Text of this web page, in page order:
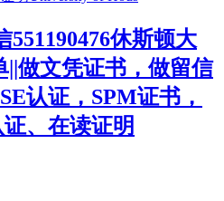
休斯顿大
||做文凭证书，做留信
认证，SPM证书，
、在读证明